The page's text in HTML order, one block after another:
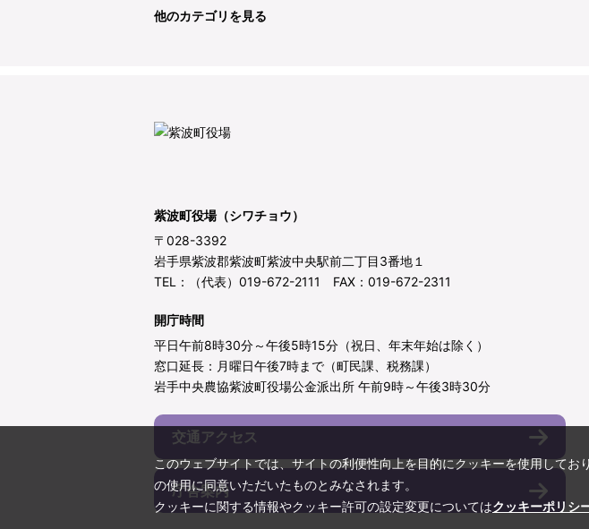
他のカテゴリを見る
紫波町役場（シワチョウ）
〒028-3392
岩手県紫波郡紫波町紫波中央駅前二丁目3番地１
TEL：（代表）019-672-2111 FAX：019-672-2311
開庁時間
平日午前8時30分～午後5時15分（祝日、年末年始は除く）
窓口延長：月曜日午後7時まで（町民課、税務課）
岩手中央農協紫波町役場公金派出所 午前9時～午後3時30分
交通アクセス
庁舎案内
このウェブサイトでは、サイトの利便性向上を目的にクッキーを使用して
の使用に同意いただいたものとみなされます。
クッキーに関する情報やクッキー許可の設定変更についてはクッキーポリシ